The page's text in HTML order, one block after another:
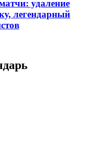
удаление
легендарный